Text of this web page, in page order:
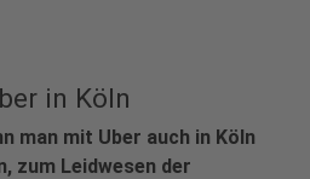
in Köln
man mit Uber auch in Köln
zum Leidwesen der